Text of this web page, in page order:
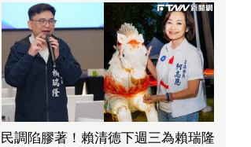
民調陷膠著！賴清德下週三為賴瑞隆